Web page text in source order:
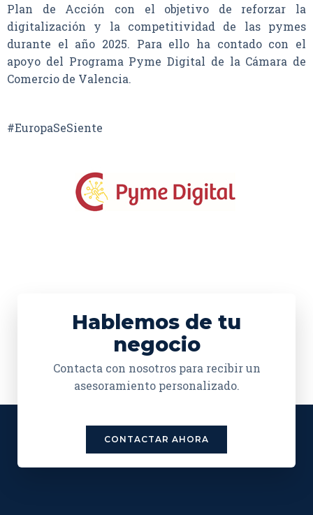
Plan de Acción con el objetivo de reforzar la
digitalización y la competitividad de las pymes
durante el año 2025. Para ello ha contado con el
apoyo del Programa Pyme Digital de la Cámara de
Comercio de Valencia.
#EuropaSeSiente
Hablemos de tu
negocio
Contacta con nosotros para recibir un
asesoramiento personalizado.
CONTACTAR AHORA